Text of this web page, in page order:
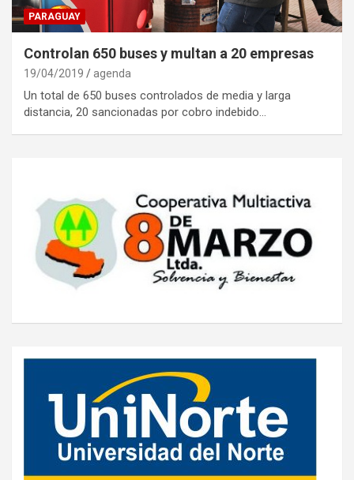
PARAGUAY
Controlan 650 buses y multan a 20 empresas
19/04/2019 agenda
Un total de 650 buses controlados de media y larga
distancia, 20 sancionadas por cobro indebido…